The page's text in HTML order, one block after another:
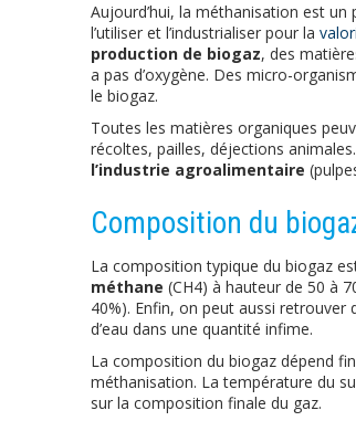
Aujourd’hui, la méthanisation est
l’utiliser et l’industrialiser pour la
production de biogaz, des
a pas d’oxygène. Des micro-
le biogaz.
Toutes les matières organiques
récoltes, pailles, déjections
l’industrie agroalimentaire
Composition du
La composition typique du biogaz
méthane (CH4) à hauteur de 50 à
40%). Enfin, on peut aussi retrouver
d’eau dans une quantité infime.
La composition du biogaz dépend
méthanisation. La température du
sur la composition finale du gaz.